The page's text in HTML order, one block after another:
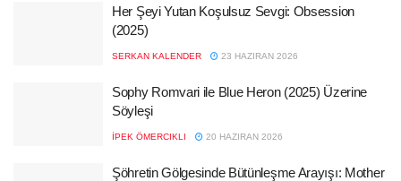
Her Şeyi Yutan Koşulsuz Sevgi: Obsession
(2025)
SERKAN KALENDER 23 HAZIRAN 2026
Sophy Romvari ile Blue Heron (2025) Üzerine
Söyleşi
İPEK ÖMERCIKLI 20 HAZIRAN 2026
Şöhretin Gölgesinde Bütünleşme Arayışı: Mother